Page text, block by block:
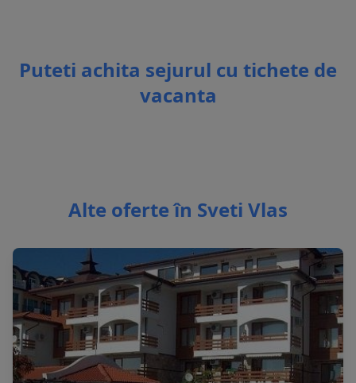
Puteti achita sejurul cu tichete de
vacanta
Alte oferte în Sveti Vlas